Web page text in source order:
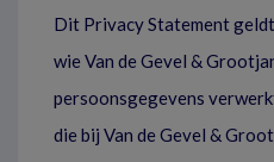
Dit Privacy Statement
wie Van de Gevel &
persoonsgegevens
die bij Van de Gevel &